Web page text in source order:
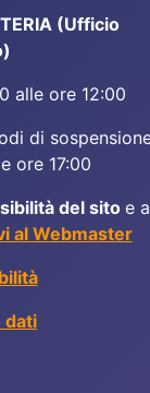
(Ufficio
alle ore 12:00
di
ore 17:00
del sito e a
al Webmaster
dati